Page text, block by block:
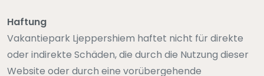
Haftung
Vakantiepark Ljeppershiem haftet nicht für direkte
oder indirekte Schäden, die durch die Nutzung dieser
Website oder durch eine vorübergehende